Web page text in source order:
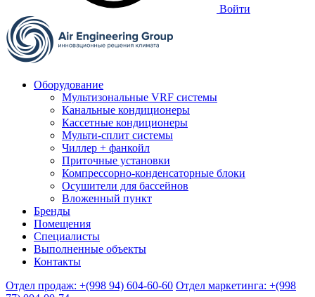
Войти
Оборудование
Мультизональные VRF системы
Канальные кондиционеры
Кассетные кондиционеры
Мульти-сплит системы
Чиллер + фанкойл
Приточные установки
Компрессорно-конденсаторные блоки
Осушители для бассейнов
Вложенный пункт
Бренды
Помещения
Специалисты
Выполненные объекты
Контакты
Отдел продаж: +(998 94) 604-60-60 Отдел маркетинга: +(998